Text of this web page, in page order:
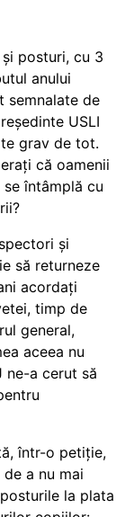
posturi, cu 3
anului
semnalate de
USLI
grav de tot.
că oamenii
întâmplă cu
și
să returneze
acordați
timp de
general,
aceea nu
ne-a cerut să
într-o petiție,
a nu mai
la plata